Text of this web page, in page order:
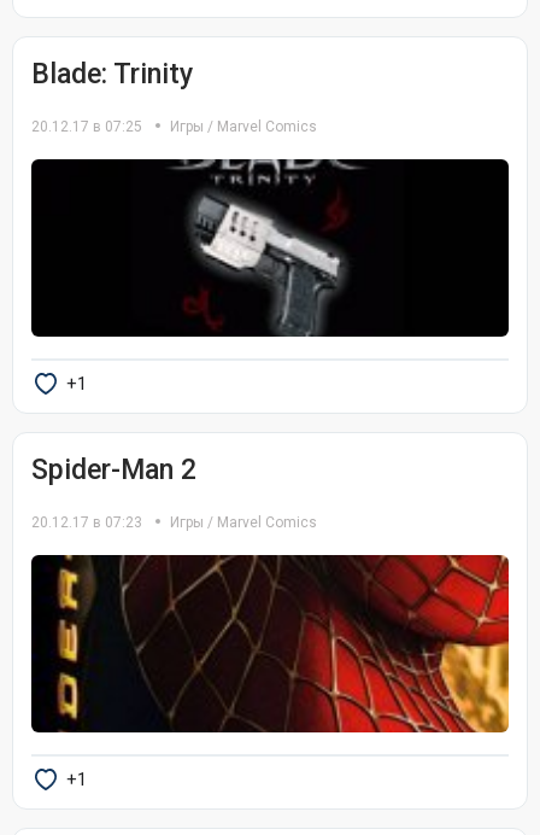
Blade: Trinity
20.12.17 в 07:25 Игры / Marvel Comics
+1
Spider-Man 2
20.12.17 в 07:23 Игры / Marvel Comics
+1